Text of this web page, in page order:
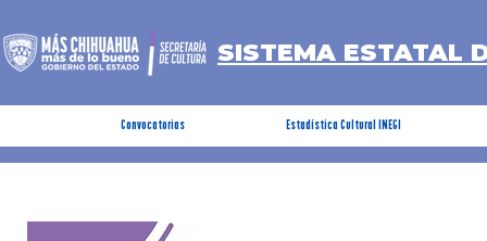
SISTEMA ESTATAL
Convocatorias Estadística Cultural INEGI